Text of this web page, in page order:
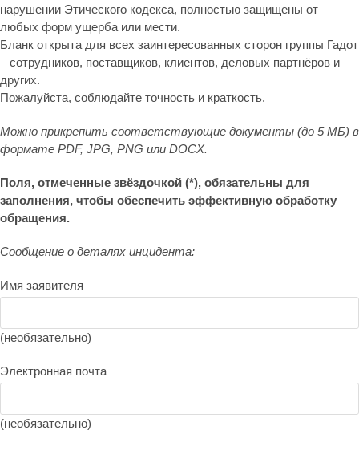
нарушении Этического кодекса, полностью защищены от
любых форм ущерба или мести.
Бланк открыта для всех заинтересованных сторон группы Гадот
– сотрудников, поставщиков, клиентов, деловых партнёров и
других.
Пожалуйста, соблюдайте точность и краткость.
Можно прикрепить соответствующие документы (до 5 МБ) в
формате PDF, JPG, PNG или DOCX.
Поля, отмеченные звёздочкой (*), обязательны для
заполнения, чтобы обеспечить эффективную обработку
обращения.
Сообщение о деталях инцидента:
Имя заявителя
(необязательно)
Электронная почта
(необязательно)